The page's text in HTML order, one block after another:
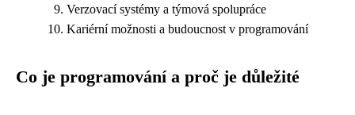
Verzovací systémy a týmová spolupráce
Kariérní možnosti a budoucnost v programování
Co je programování a proč je důležité